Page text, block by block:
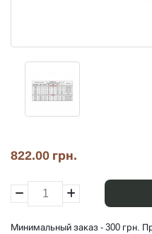
822.00 грн.
Минимальный заказ - 300 грн.